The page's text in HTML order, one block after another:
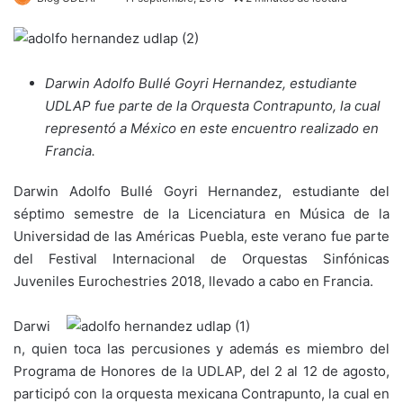
Darwin Adolfo Bullé Goyri Hernandez, estudiante
UDLAP fue parte de la Orquesta Contrapunto, la cual
representó a México en este encuentro realizado en
Francia.
Darwin Adolfo Bullé Goyri Hernandez, estudiante del
séptimo semestre de la Licenciatura en Música de la
Universidad de las Américas Puebla, este verano fue parte
del Festival Internacional de Orquestas Sinfónicas
Juveniles Eurochestries 2018, llevado a cabo en Francia.
Darwi
n, quien toca las percusiones y además es miembro del
Programa de Honores de la UDLAP, del 2 al 12 de agosto,
participó con la orquesta mexicana Contrapunto, la cual en